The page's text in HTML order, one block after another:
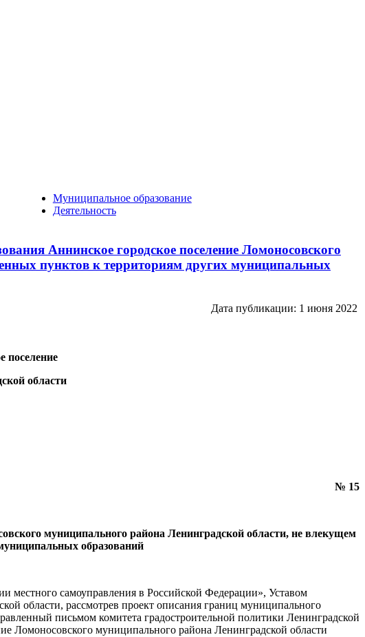
Муниципальное образование
Деятельность
Аннинское городское поселение Ломоносовского
пунктов к территориям других муниципальных
Дата публикации: 1 июня 2022
поселение
области
№ 15
муниципального района Ленинградской области, не влекущем
образований
местного самоуправления в Российской Федерации», Уставом
области, рассмотрев проект описания границ муниципального
письмом комитета градостроительной политики Ленинградской
Ломоносовского муниципального района Ленинградской области